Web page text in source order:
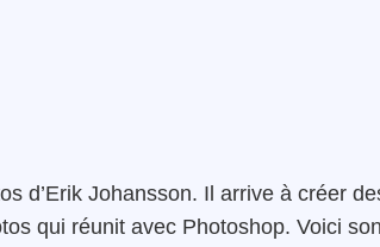
d’Erik Johansson. Il arrive à créer
qui réunit avec Photoshop. Voici